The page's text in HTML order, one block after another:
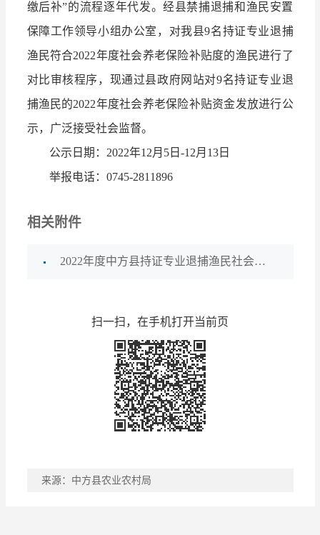
缴后补”的流程逐年代发。经县禁捕退捕和渔民安置
保障工作领导小组办公室，对我县9名持证专业退捕
渔民符合2022年度社会养老保险补贴度的渔民进行了
对比审核程序，现通过县政府网站对9名持证专业退
捕渔民的2022年度社会养老保险补贴资金发放进行公
示，广泛接受社会监督。
公示日期：2022年12月5日-12月13日
举报电话：0745-2811896
相关附件
2022年度中方县持证专业退捕渔民社会养老保险补贴发放情况公示.xlsx
扫一扫，在手机打开当前页
来源：中方县农业农村局